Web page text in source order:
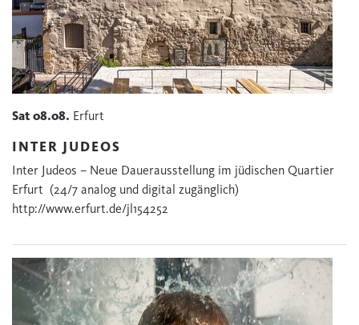
Sat 08.08. Erfurt
INTER JUDEOS
Inter Judeos – Neue Dauerausstellung im jüdischen Quartier
Erfurt (24/7 analog und digital zugänglich)
http://www.erfurt.de/jl154252